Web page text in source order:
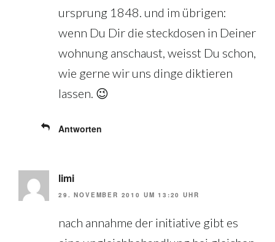
ursprung 1848. und im übrigen:
wenn Du Dir die steckdosen in Deiner
wohnung anschaust, weisst Du schon,
wie gerne wir uns dinge diktieren
lassen. 😉
Antworten
limi
29. NOVEMBER 2010 UM 13:20 UHR
nach annahme der initiative gibt es